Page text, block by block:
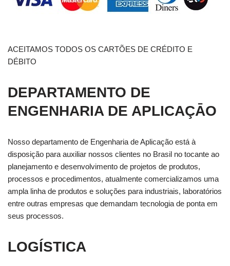
ACEITAMOS TODOS OS CARTÕES DE CRÉDITO E
DÉBITO
DEPARTAMENTO DE
ENGENHARIA DE APLICAÇĀO
Nosso departamento de Engenharia de Aplicação está à
disposição para auxiliar nossos clientes no Brasil no tocante ao
planejamento e desenvolvimento de projetos de produtos,
processos e procedimentos, atualmente comercializamos uma
ampla linha de produtos e soluções para industriais, laboratórios
entre outras empresas que demandam tecnologia de ponta em
seus processos.
LOGÍSTICA